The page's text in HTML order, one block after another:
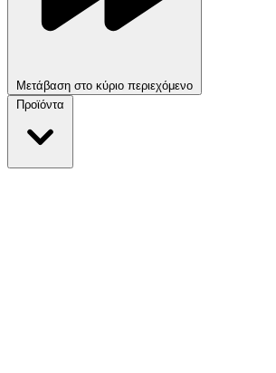
Μετάβαση στο κύριο περιεχόμενο
Προϊόντα